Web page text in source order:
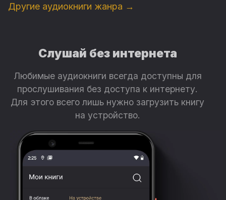
Другие аудиокниги жанра →
Слушай без интернета
Любимые аудиокниги всегда доступны для
прослушивания без доступа к интернету.
Для этого всего лишь нужно загрузить книгу
на устройство.